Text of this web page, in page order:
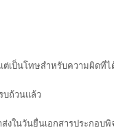
เป็นโทษสำหรับความผิดที่ไ
บถ้วนแล้ว
ในวันยื่นเอกสารประกอบ